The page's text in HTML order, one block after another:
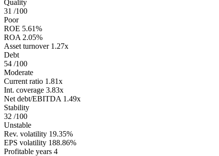
Quality
31 /100
Poor
ROE 5.61%
ROA 2.05%
Asset turnover 1.27x
Debt
54 /100
Moderate
Current ratio 1.81x
Int. coverage 3.83x
Net debt/EBITDA 1.49x
Stability
32 /100
Unstable
Rev. volatility 19.35%
EPS volatility 188.86%
Profitable years 4